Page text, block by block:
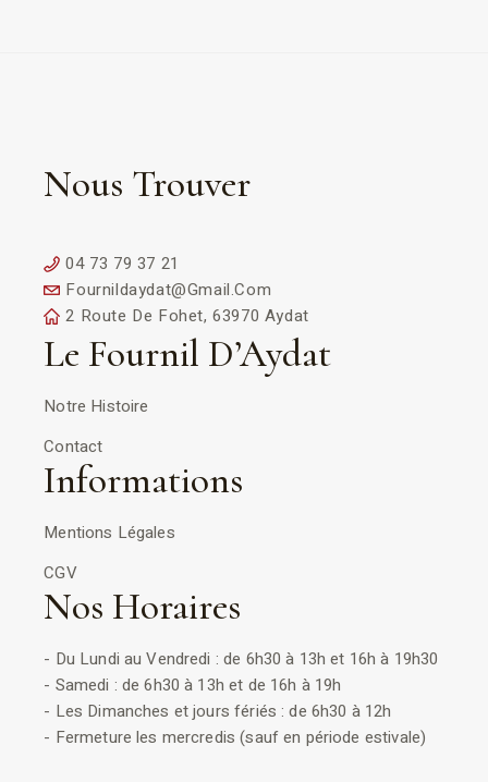
Nous Trouver
04 73 79 37 21
Fournildaydat@gmail.com
2 Route De Fohet, 63970 Aydat
Le Fournil D’Aydat
Notre Histoire
Contact
Informations
Mentions Légales
CGV
Nos Horaires
- Du Lundi au Vendredi : de 6h30 à 13h et 16h à 19h30
- Samedi : de 6h30 à 13h et de 16h à 19h
- Les Dimanches et jours fériés : de 6h30 à 12h
- Fermeture les mercredis (sauf en période estivale)